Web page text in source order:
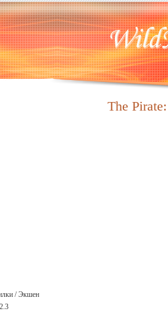
The
/ Экшен